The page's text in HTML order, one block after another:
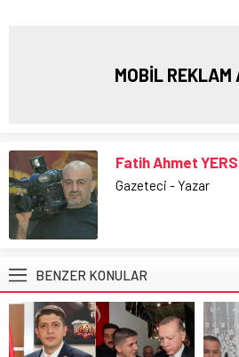
MOBİL REKLAM
Fatih Ahmet
Gazeteci - Yazar
BENZER KONULAR